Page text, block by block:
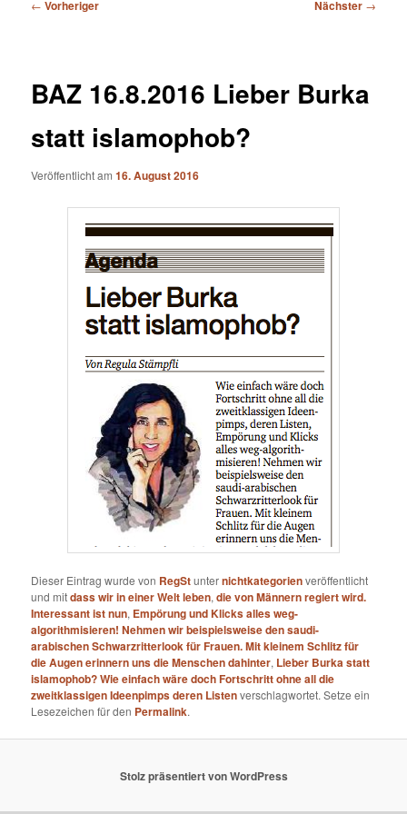
← Vorheriger Nächster →
BAZ 16.8.2016 Lieber Burka
statt islamophob?
Veröffentlicht am16. August 2016
Dieser Eintrag wurde von RegStunternichtkategorienveröffentlicht
und mitdass wir in einer Welt leben,die von Männern regiert wird.
Interessant ist nun, Empörung und Klicks alles weg-
algorithmisieren! Nehmen wir beispielsweise den saudi-
arabischen Schwarzritterlook für Frauen. Mit kleinem Schlitz für
die Augen erinnern uns die Menschen dahinter, Lieber Burka statt
islamophob? Wie einfach wäre doch Fortschritt ohne all die
zweitklassigen Ideenpimps deren Listenverschlagwortet. Setze ein
Lesezeichen für den Permalink.
Stolz präsentiert von WordPress